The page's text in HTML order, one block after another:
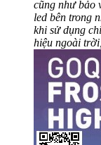
cũng như bảo
led bên trong
khi sử dụng
hiệu ngoài